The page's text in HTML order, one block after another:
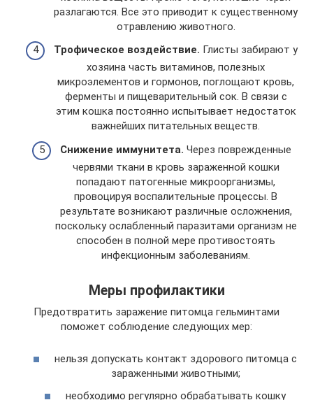
разлагаются. Все это приводит к существенному
отравлению животного.
Трофическое воздействие. Глисты забирают у
хозяина часть витаминов, полезных
микроэлементов и гормонов, поглощают кровь,
ферменты и пищеварительный сок. В связи с
этим кошка постоянно испытывает недостаток
важнейших питательных веществ.
Снижение иммунитета. Через поврежденные
червями ткани в кровь зараженной кошки
попадают патогенные микроорганизмы,
провоцируя воспалительные процессы. В
результате возникают различные осложнения,
поскольку ослабленный паразитами организм не
способен в полной мере противостоять
инфекционным заболеваниям.
Меры профилактики
Предотвратить заражение питомца гельминтами
поможет соблюдение следующих мер:
нельзя допускать контакт здорового питомца с
зараженными животными;
необходимо регулярно обрабатывать кошку